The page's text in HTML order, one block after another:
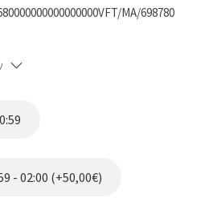
MA/698780
- 02:00 (+50,00€)